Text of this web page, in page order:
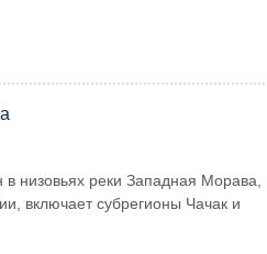
в низовьях реки Западная Морава,
включает субрегионы Чачак и